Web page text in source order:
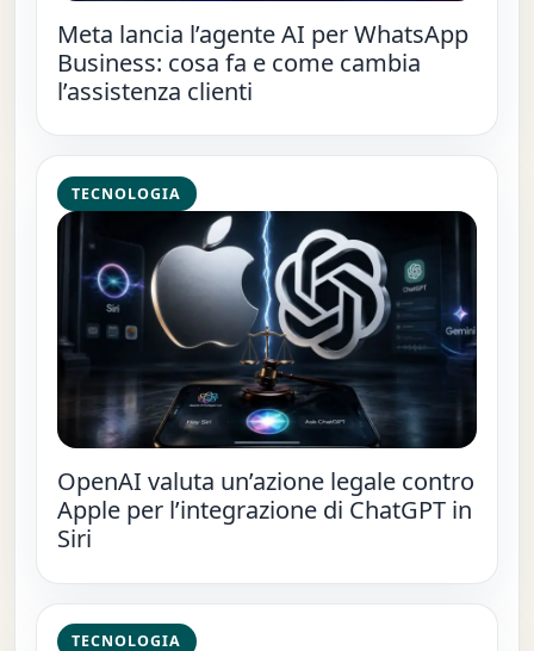
Meta lancia l’agente AI per WhatsApp
Business: cosa fa e come cambia
l’assistenza clienti
TECNOLOGIA
OpenAI valuta un’azione legale contro
Apple per l’integrazione di ChatGPT in
Siri
TECNOLOGIA